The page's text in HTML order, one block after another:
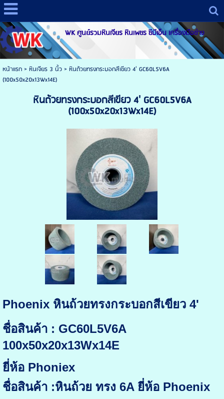
WK ศูนย์รวมหินเจียร หินเพชร ซีบีเอ็น เครื่องมือช่าง
หน้าแรก> หินเจียร 3 นิ้ว> หินถ้วยทรงกระบอกสีเขียว 4' GC60L5V6A
(100x50x20x13Wx14E)
หินถ้วยทรงกระบอกสีเขียว 4' GC60L5V6A
(100x50x20x13Wx14E)
Phoenix หินถ้วยทรงกระบอกสีเขียว 4'
ชื่อสินค้า : GC60L5V6A
100x50x20x13Wx14E
ยี่ห้อ Phoniex
ชื่อสินค้า :หินถ้วย ทรง 6A ยี่ห้อ Phoenix